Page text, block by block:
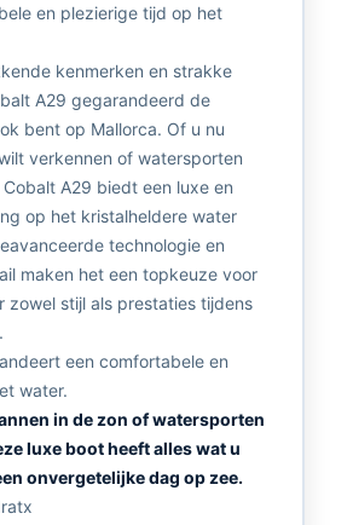
en plezierige tijd op het
kenmerken en strakke
A29 gegarandeerd de
bent op Mallorca. Of u nu
verkennen of watersporten
A29 biedt een luxe en
op het kristalheldere water
technologie en
maken het een topkeuze voor
zowel stijl als prestaties tijdens
een comfortabele en
water.
in de zon of watersporten
luxe boot heeft alles wat u
onvergetelijke dag op zee.